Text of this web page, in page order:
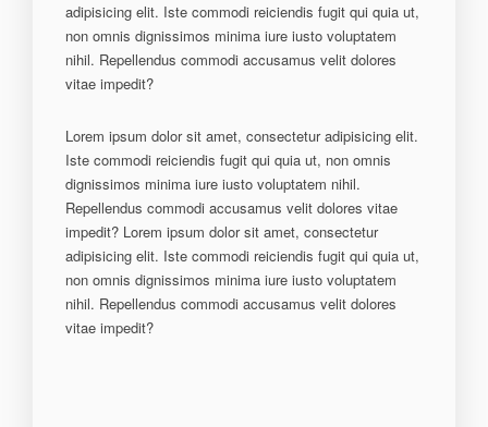
adipisicing elit. Iste commodi reiciendis fugit qui quia ut,
non omnis dignissimos minima iure iusto voluptatem
nihil. Repellendus commodi accusamus velit dolores
vitae impedit?
Lorem ipsum dolor sit amet, consectetur adipisicing elit.
Iste commodi reiciendis fugit qui quia ut, non omnis
dignissimos minima iure iusto voluptatem nihil.
Repellendus commodi accusamus velit dolores vitae
impedit? Lorem ipsum dolor sit amet, consectetur
adipisicing elit. Iste commodi reiciendis fugit qui quia ut,
non omnis dignissimos minima iure iusto voluptatem
nihil. Repellendus commodi accusamus velit dolores
vitae impedit?